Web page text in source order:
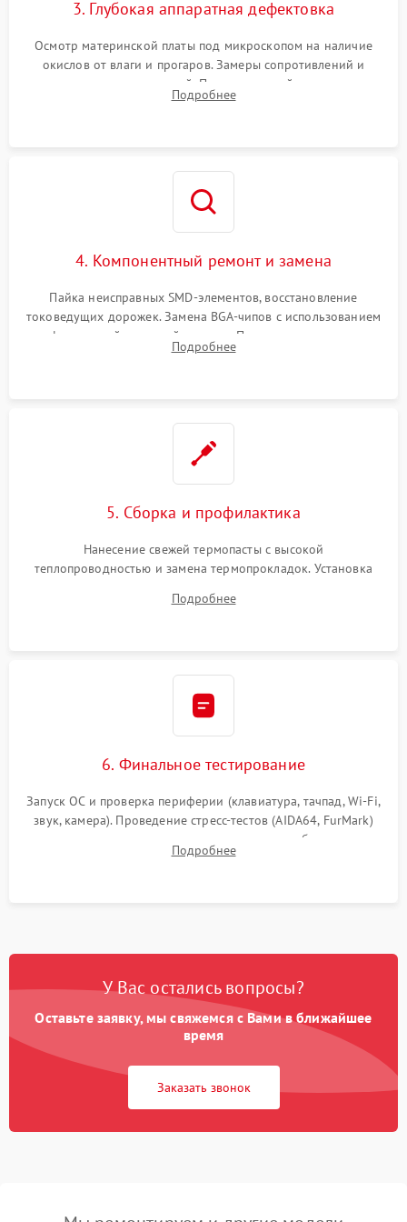
3. Глубокая аппаратная дефектовка
Осмотр материнской платы под микроскопом на наличие
окислов от влаги и прогаров. Замеры сопротивлений и
дежурных напряжений. Проверка цепей питания,
мультиконтроллера, процессора и видеочипа.
Подробнее
4. Компонентный ремонт и замена
Пайка неисправных SMD-элементов, восстановление
токоведущих дорожек. Замена BGA-чипов с использованием
инфракрасной паяльной станции. Прошивка микросхемы
BIOS или замена поврежденных портов USB
Подробнее
5. Сборка и профилактика
Нанесение свежей термопасты с высокой
теплопроводностью и замена термопрокладок. Установка
шлейфов, модулей памяти и накопителей. Предварительная
Подробнее
6. Финальное тестирование
Запуск ОС и проверка периферии (клавиатура, тачпад, Wi-Fi,
звук, камера). Проведение стресс-тестов (AIDA64, FurMark)
для контроля температурного режима и стабильности
системы под пиковой нагрузкой.
Подробнее
У Вас остались вопросы?
Оставьте заявку, мы свяжемся с Вами в ближайшее
время
Заказать звонок